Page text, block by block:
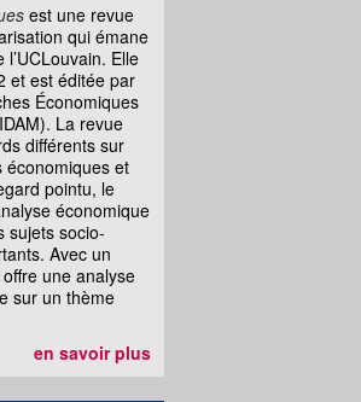
est une revue
qui émane
Elle
et est éditée par
Économiques
La revue
différents sur
économiques et
pointu, le
économique
sujets socio-
Avec un
offre une analyse
sur un thème
en savoir plus